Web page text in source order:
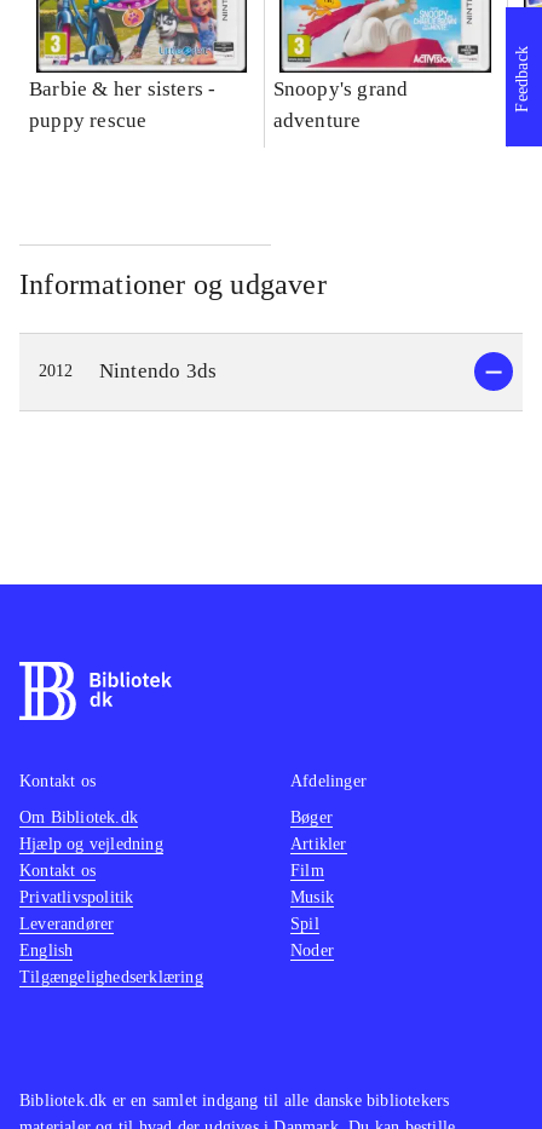
Barbie & her sisters -
puppy rescue
Snoopy's grand
adventure
Informationer og udgaver
2012 Nintendo 3ds
Feedback
Bibliotek.dk er en samlet indgang til alle danske bibliotekers
Kontakt os
Om Bibliotek.dk
Hjælp og vejledning
Kontakt os
Privatlivspolitik
Leverandører
English
Tilgængelighedserklæring
Afdelinger
Bøger
Artikler
Film
Musik
Spil
Noder